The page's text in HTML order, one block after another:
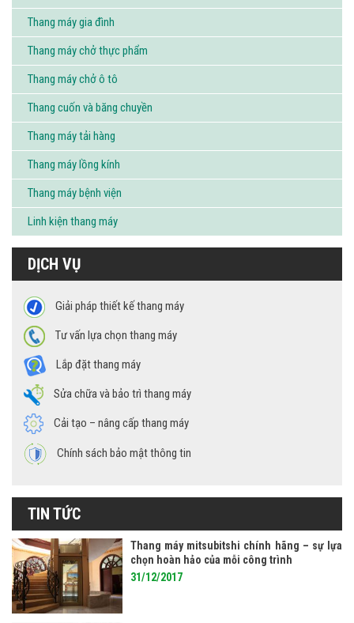
Thang máy gia đình
Thang máy chở thực phẩm
Thang máy chở ô tô
Thang cuốn và băng chuyền
Thang máy tải hàng
Thang máy lồng kính
Thang máy bệnh viện
Linh kiện thang máy
DỊCH VỤ
Giải pháp thiết kế thang máy
Tư vấn lựa chọn thang máy
Lắp đặt thang máy
Sửa chữa và bảo trì thang máy
Cải tạo – nâng cấp thang máy
Chính sách bảo mật thông tin
TIN TỨC
Thang máy mitsubitshi chính hãng – sự lựa
chọn hoàn hảo của mỗi công trình
31/12/2017